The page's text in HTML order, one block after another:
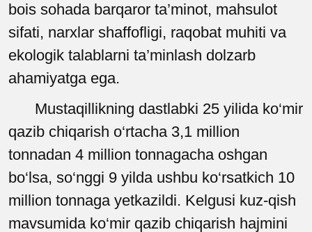
bois sohada barqaror ta’minot, mahsulot
sifati, narxlar shaffofligi, raqobat muhiti va
ekologik talablarni ta’minlash dolzarb
ahamiyatga ega.
Mustaqillikning dastlabki 25 yilida ko‘mir
qazib chiqarish o‘rtacha 3,1 million
tonnadan 4 million tonnagacha oshgan
bo‘lsa, so‘nggi 9 yilda ushbu ko‘rsatkich 10
million tonnaga yetkazildi. Kelgusi kuz-qish
mavsumida ko‘mir qazib chiqarish hajmini